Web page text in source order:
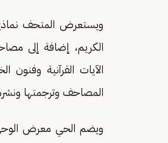
ويستعرض المتحف
الكريم، إضافة إلى
الآيات القرآنية
المصاحف وترجمتها
ويضم الحي معرض